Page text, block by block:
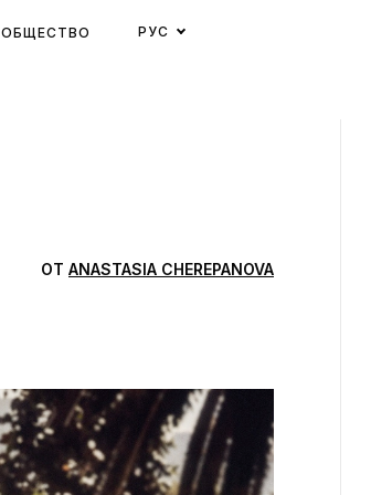
ОБЩЕСТВО РУС
ОТ ANASTASIA CHEREPANOVA